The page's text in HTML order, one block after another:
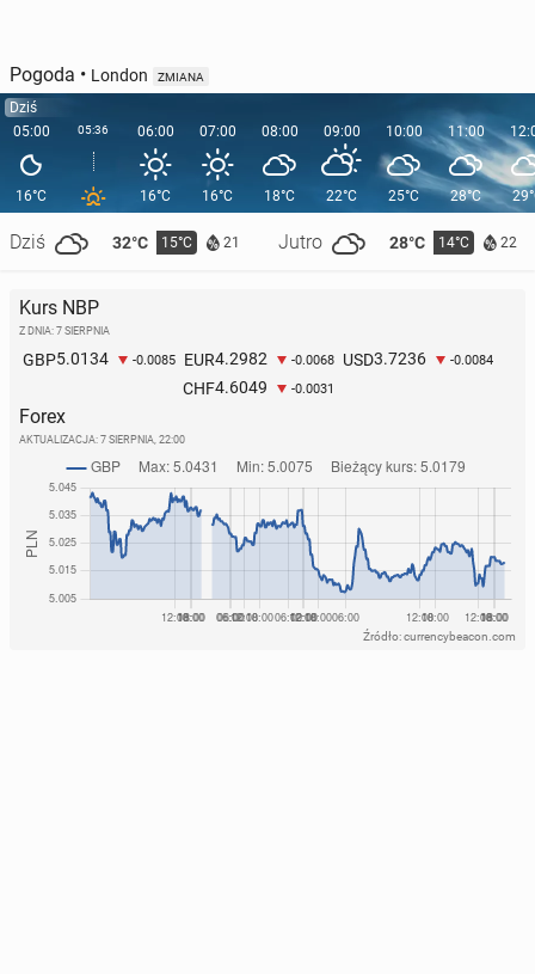
Pogoda • London ZMIANA
Dziś
05:00
16°C
Dziś 32°C 15°C 21 Jutro 28°C 14°C 22
05:36 06:00
16°C
07:00
16°C
08:00
18°C
09:00
22°C
10:00
25°C
11:00
28°C
Kurs NBP
Z DNIA: 7 SIERPNIA
GBP5.0134 -0.0085 EUR4.2982 -0.0068 USD3.7236 -0.0084
CHF4.6049 -0.0031
Forex
AKTUALIZACJA: 7 SIERPNIA, 22:00
Źródło: currencybeacon.com